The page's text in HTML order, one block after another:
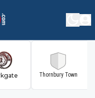
Thornbury Town